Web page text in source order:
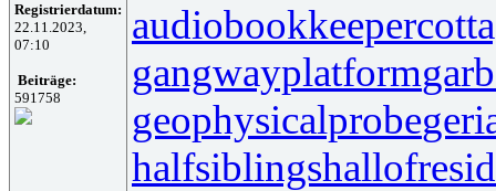
Registrierdatum:
22.11.2023,
07:10
Beiträge:
591758
audiobookkeeper
gangwayplatform
geophysicalprobe
halfsiblings